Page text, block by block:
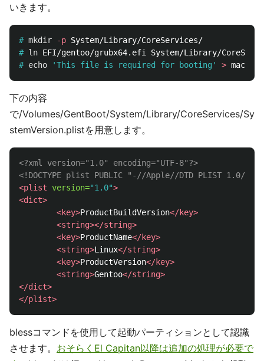
いきます。
# mkdir -p
# ln
# echo 'This file is required for booting' >
下の内容
で/Volumes/GentBoot/System/Library/CoreServices/Sy
stemVersion.plistを用意します。
<?xml version="1.0" encoding="UTF-8"?>
<!DOCTYPE plist PUBLIC "-//Apple//DTD PLIST 1.0//
<plist version="1.0">
<dict>
<key>ProductBuildVersion</key>
<string></string>
<key>ProductName</key>
<string>Linux</string>
<key>ProductVersion</key>
<string>Gentoo</string>
</dict>
</plist>
blessコマンドを使用して起動パーティションとして認識
させます。 おそらくEl Capitan以降は追加の処理が必要で